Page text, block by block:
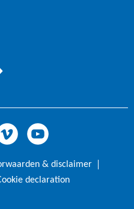
& disclaimer
declaration